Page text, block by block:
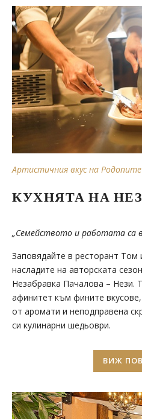
Артистичния вкус на Родопите
КУХНЯТА НА
„Семейството и работата са
Заповядайте в ресторант Том
насладите на авторската
Незабравка Пачалова – Нези.
афинитет към фините
от аромати и неподправена
си кулинарни шедьоври.
ВИЖ